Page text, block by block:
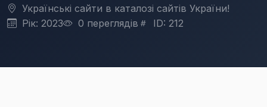
Українські сайти в каталозі сайтів України!
Рік: 2023
0 переглядів ID: 212